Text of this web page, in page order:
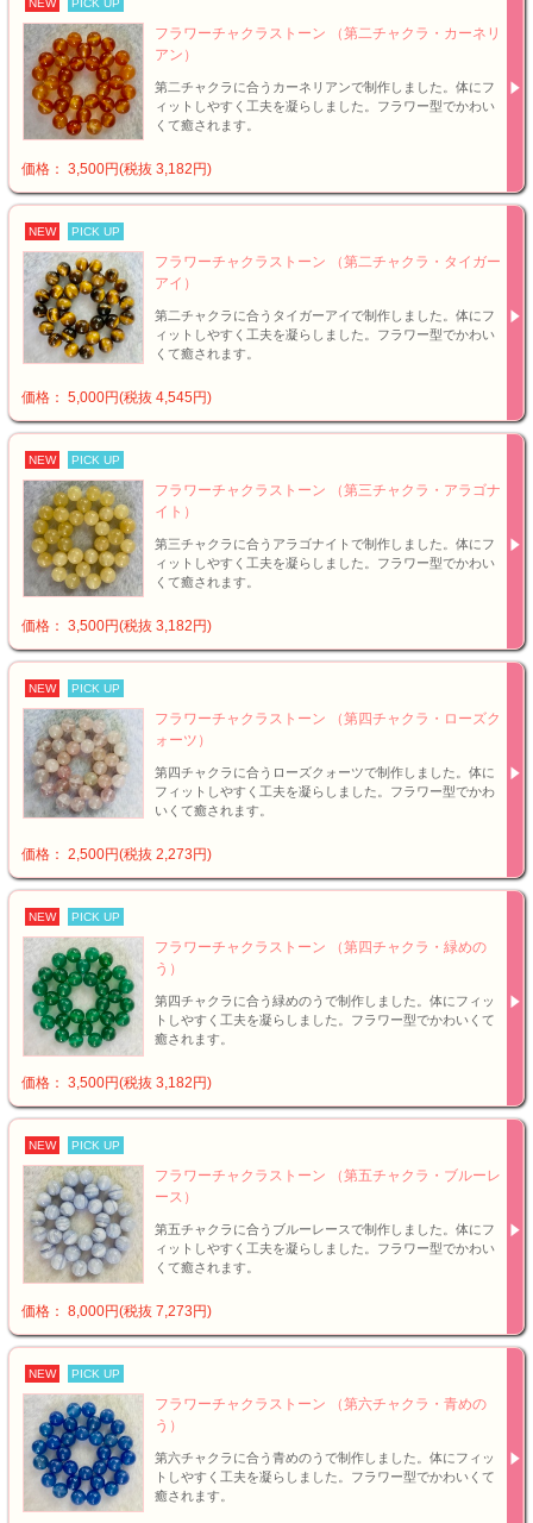
NEW PICK UP
フラワーチャクラストーン （第二チャクラ・カーネリ
アン）
第二チャクラに合うカーネリアンで制作しました。体にフ
ィットしやすく工夫を凝らしました。フラワー型でかわい
くて癒されます。
価格： 3,500円(税抜 3,182円)
NEW PICK UP
フラワーチャクラストーン （第二チャクラ・タイガー
アイ）
第二チャクラに合うタイガーアイで制作しました。体にフ
ィットしやすく工夫を凝らしました。フラワー型でかわい
くて癒されます。
価格： 5,000円(税抜 4,545円)
NEW PICK UP
フラワーチャクラストーン （第三チャクラ・アラゴナ
イト）
第三チャクラに合うアラゴナイトで制作しました。体にフ
ィットしやすく工夫を凝らしました。フラワー型でかわい
くて癒されます。
価格： 3,500円(税抜 3,182円)
NEW PICK UP
フラワーチャクラストーン （第四チャクラ・ローズク
ォーツ）
第四チャクラに合うローズクォーツで制作しました。体に
フィットしやすく工夫を凝らしました。フラワー型でかわ
いくて癒されます。
価格： 2,500円(税抜 2,273円)
NEW PICK UP
フラワーチャクラストーン （第四チャクラ・緑めの
う）
第四チャクラに合う緑めのうで制作しました。体にフィッ
トしやすく工夫を凝らしました。フラワー型でかわいくて
癒されます。
価格： 3,500円(税抜 3,182円)
NEW PICK UP
フラワーチャクラストーン （第五チャクラ・ブルーレ
ース）
第五チャクラに合うブルーレースで制作しました。体にフ
ィットしやすく工夫を凝らしました。フラワー型でかわい
くて癒されます。
価格： 8,000円(税抜 7,273円)
NEW PICK UP
フラワーチャクラストーン （第六チャクラ・青めの
う）
第六チャクラに合う青めのうで制作しました。体にフィッ
トしやすく工夫を凝らしました。フラワー型でかわいくて
癒されます。